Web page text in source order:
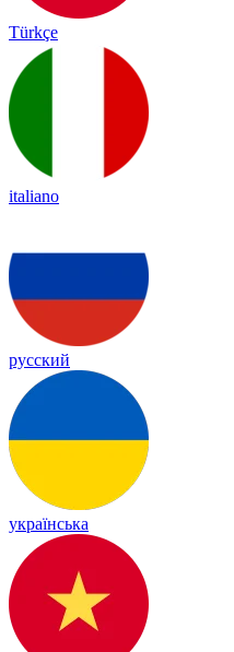
Türkçe
italiano
русский
українська